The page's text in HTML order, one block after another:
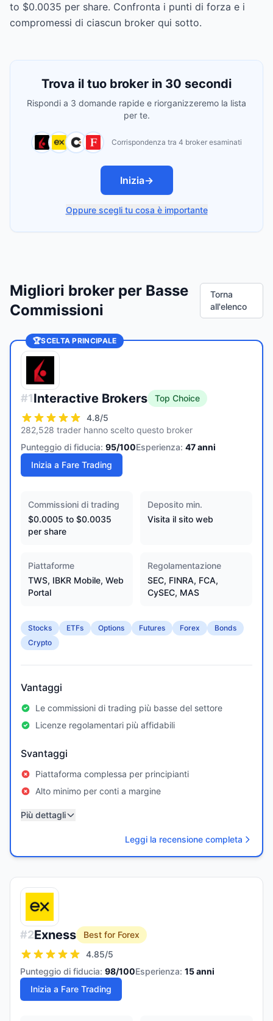
to $0.0035 per share. Confronta i punti di forza e i
compromessi di ciascun broker qui sotto.
Trova il tuo broker in 30 secondi
Rispondi a 3 domande rapide e riorganizzeremo la lista
per te.
Corrispondenza tra 4 broker esaminati
Inizia→
Oppure scegli tu cosa è importante
Migliori broker per Basse
Commissioni
Torna
all'elenco
🏆SCELTA PRINCIPALE
#1Interactive Brokers
Top Choice
4.8/5
282,528 trader hanno scelto questo broker
Punteggio di fiducia: 95/100Esperienza: 47anni
Inizia a Fare Trading
Commissioni di trading
$0.0005 to $0.0035
per share
Deposito min.
Visita il sito web
Piattaforme
TWS, IBKR Mobile, Web
Portal
Regolamentazione
SEC, FINRA, FCA,
CySEC, MAS
Stocks ETFs Options Futures Forex
Bonds
Crypto
Vantaggi
Le commissioni di trading più basse del settore
Licenze regolamentari più affidabili
Svantaggi
Piattaforma complessa per principianti
Alto minimo per conti a margine
Più dettagli
Leggi la recensione completa
#2Exness
Best for Forex
4.85/5
Punteggio di fiducia: 98/100Esperienza: 15anni
Inizia a Fare Trading